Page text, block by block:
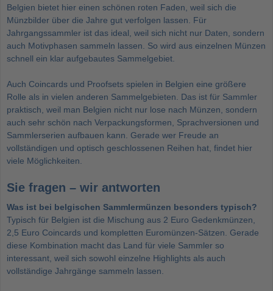
Belgien bietet hier einen schönen roten Faden, weil sich die
Münzbilder über die Jahre gut verfolgen lassen. Für
Jahrgangssammler ist das ideal, weil sich nicht nur Daten, sondern
auch Motivphasen sammeln lassen. So wird aus einzelnen Münzen
schnell ein klar aufgebautes Sammelgebiet.
Auch Coincards und Proofsets spielen in Belgien eine größere
Rolle als in vielen anderen Sammelgebieten. Das ist für Sammler
praktisch, weil man Belgien nicht nur lose nach Münzen, sondern
auch sehr schön nach Verpackungsformen, Sprachversionen und
Sammlerserien aufbauen kann. Gerade wer Freude an
vollständigen und optisch geschlossenen Reihen hat, findet hier
viele Möglichkeiten.
Sie fragen – wir antworten
Was ist bei belgischen Sammlermünzen besonders typisch?
Typisch für Belgien ist die Mischung aus 2 Euro Gedenkmünzen,
2,5 Euro Coincards und kompletten Euromünzen-Sätzen. Gerade
diese Kombination macht das Land für viele Sammler so
interessant, weil sich sowohl einzelne Highlights als auch
vollständige Jahrgänge sammeln lassen.